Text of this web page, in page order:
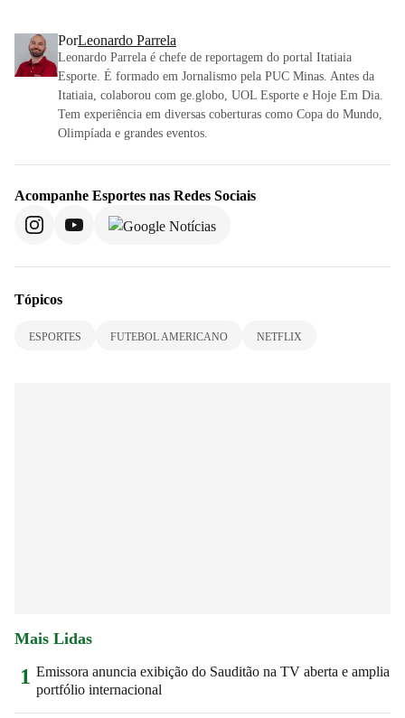
PorLeonardo Parrela
Leonardo Parrela é chefe de reportagem do portal Itatiaia
Esporte. É formado em Jornalismo pela PUC Minas. Antes da
Itatiaia, colaborou com ge.globo, UOL Esporte e Hoje Em Dia.
Tem experiência em diversas coberturas como Copa do Mundo,
Olimpíada e grandes eventos.
Acompanhe Esportes nas Redes Sociais
Tópicos
ESPORTES FUTEBOL AMERICANO NETFLIX
Mais Lidas
1 Emissora anuncia exibição do Sauditão na TV aberta e amplia
portfólio internacional